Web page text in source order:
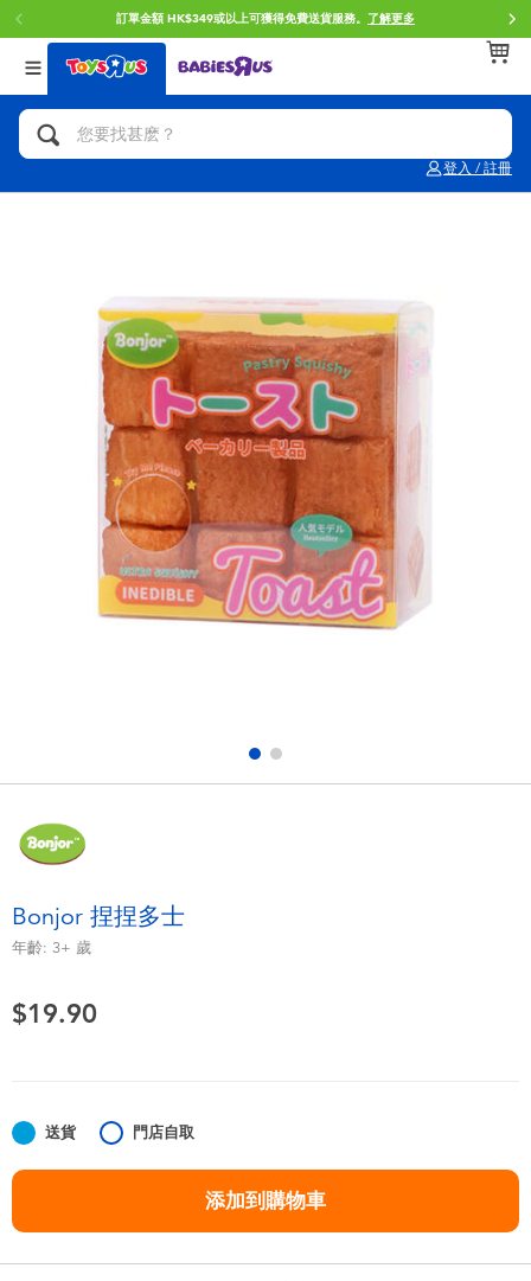
訂單金額 HK$349或以上可獲得免費送貨服務。 了解更多
登入 / 註冊
返回
分類目錄
人氣英雄,角色扮演,射擊玩具
玩具車,貨車,火車及遙控系列
手工藝,文具,蠟筆,泥膠,畫板
娃娃, 芭比,收藏公仔
電子玩具
遊戲及拼圖系列
毛毛公仔玩具
夏日用品
任天堂 Switch
返回
品牌
Brunch Brother 早午餐兄弟
Mini Brands
Play-Doh培樂多
Pokemon寶可夢
playpop
LEGO樂高
返回
年齢
0~2歳
8~11歳
12~14歳
14歳以上
Bonjor 捏捏多士
年齡: 3+ 歲
$19.90
送貨 門店自取
添加到購物車